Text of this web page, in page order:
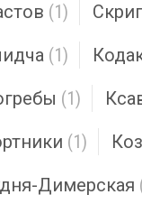
(1)
(1)
(1)
(1)
Димерская